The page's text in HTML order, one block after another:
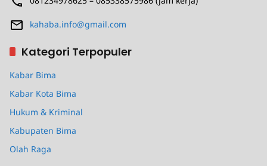
kahaba.info@gmail.com
Kategori Terpopuler
Kabar Bima
Kabar Kota Bima
Hukum & Kriminal
Kabupaten Bima
Olah Raga